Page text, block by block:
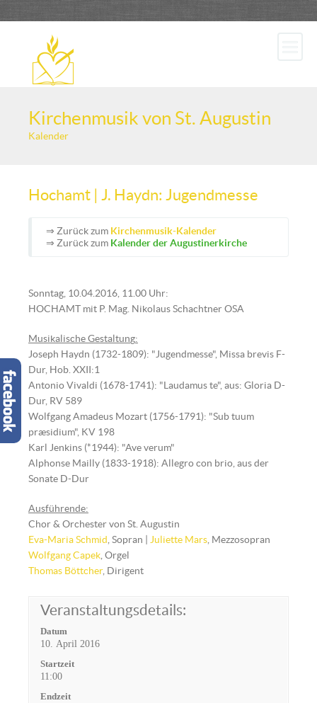
Kirchenmusik von St. Augustin
Kalender
Hochamt | J. Haydn: Jugendmesse
⇒ Zurück zum Kirchenmusik-Kalender
⇒ Zurück zum Kalender der Augustinerkirche
Sonntag, 10.04.2016, 11.00 Uhr:
HOCHAMT mit P. Mag. Nikolaus Schachtner OSA
Musikalische Gestaltung:
Joseph Haydn (1732-1809): "Jugendmesse", Missa brevis F-
Dur, Hob. XXII:1
Antonio Vivaldi (1678-1741): "Laudamus te", aus: Gloria D-
Dur, RV 589
Wolfgang Amadeus Mozart (1756-1791): "Sub tuum
præsidium", KV 198
Karl Jenkins (*1944): "Ave verum"
Alphonse Mailly (1833-1918): Allegro con brio, aus der
Sonate D-Dur
Ausführende:
Chor & Orchester von St. Augustin
Eva-Maria Schmid , Sopran | Juliette Mars , Mezzosopran
Wolfgang Capek , Orgel
Thomas Böttcher, Dirigent
Veranstaltungsdetails:
Datum
10. April 2016
Startzeit
11:00
Endzeit